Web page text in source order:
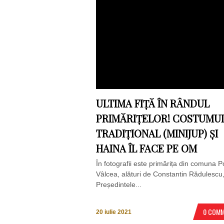
ULTIMA FIȚĂ ÎN RÂNDUL
PRIMĂRIȚELOR!
TRADIȚIONAL (MINIJUP) ȘI
HAINA ÎL FACE PE OM
În fotografii este primărița din comuna
Vâlcea, alături de Constantin Rădulescu,
Președintele...
20 iulie 2021 0